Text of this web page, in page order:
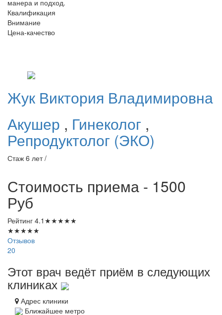
манера и подход.
Квалификация
Внимание
Цена-качество
Жук Виктория Владимировна
Акушер , Гинеколог ,
Репродуктолог (ЭКО)
Стаж 6 лет /
Стоимость приема - 1500
Руб
Рейтинг 4.1 ★★★★★
★★★★★
Отзывов
20
Этот врач ведёт приём в следующих
клиниках
Адрес клиники
Ближайшее метро